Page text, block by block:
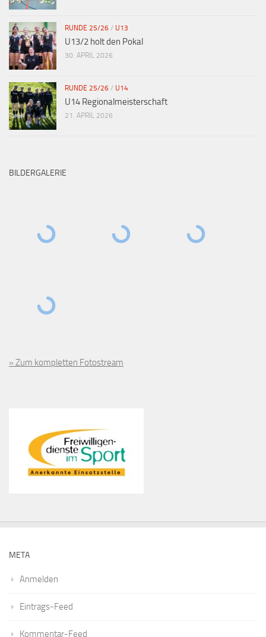
RUNDE 25/26 / U13
U13/2 holt den Pokal
30. APRIL 2026
RUNDE 25/26 / U14
U14 Regionalmeisterschaft
21. APRIL 2026
BILDERGALERIE
» Zum kompletten Fotostream
META
Anmelden
Eintrags-Feed
Kommentar-Feed